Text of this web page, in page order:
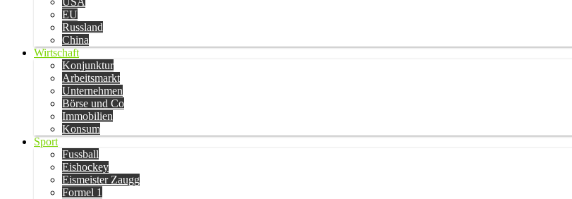
EU
Russland
China
Wirtschaft
Konjunktur
Arbeitsmarkt
Unternehmen
Börse und Co
Immobilien
Konsum
Sport
Fussball
Eishockey
Eismeister Zaugg
Formel 1